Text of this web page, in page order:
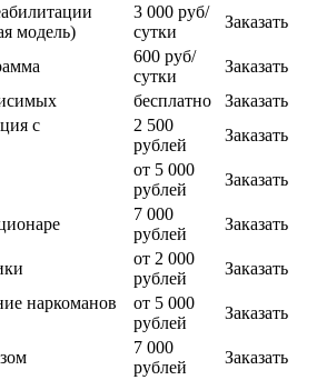
модель)
3 000 руб/
сутки
Заказать
600 руб/
сутки
Заказать
бесплатно
Заказать
с
2 500
рублей
Заказать
от 5 000
рублей
Заказать
7 000
рублей
Заказать
от 2 000
рублей
Заказать
наркоманов
от 5 000
рублей
Заказать
7 000
рублей
Заказать